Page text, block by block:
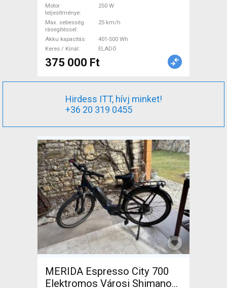
Motor
teljesítménye
250 W
Max. sebesség
rásegítéssel
25 km/h
Akku kapacitás
401-500 Wh
Keres / Kínál
ELADÓ
375 000 Ft
Hirdess ITT, hívj minket!
+36 20 319 0455
MERIDA Espresso City 700
Elektromos Városi Shimano